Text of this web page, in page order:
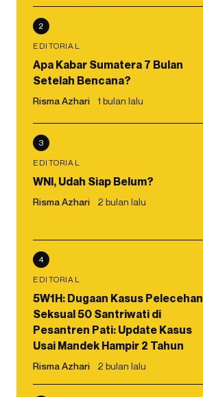
2
EDITORIAL
Apa Kabar Sumatera 7 Bulan
Setelah Bencana?
Risma Azhari 1 bulan lalu
3
EDITORIAL
WNI, Udah Siap Belum?
Risma Azhari 2 bulan lalu
4
EDITORIAL
5W1H: Dugaan Kasus Pelecehan
Seksual 50 Santriwati di
Pesantren Pati: Update Kasus
Usai Mandek Hampir 2 Tahun
Risma Azhari 2 bulan lalu